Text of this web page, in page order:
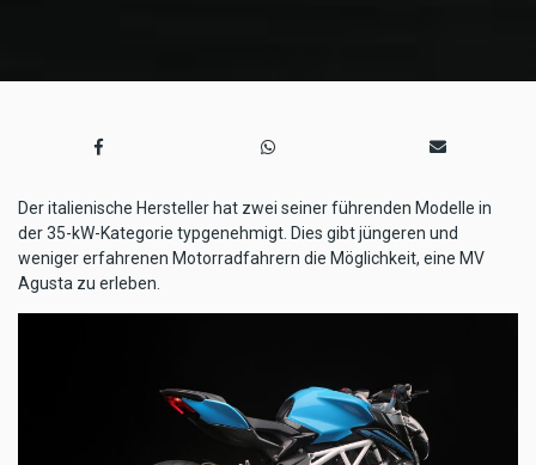
Der italienische Hersteller hat zwei seiner führenden Modelle in
der 35-kW-Kategorie typgenehmigt. Dies gibt jüngeren und
weniger erfahrenen Motorradfahrern die Möglichkeit, eine MV
Agusta zu erleben.